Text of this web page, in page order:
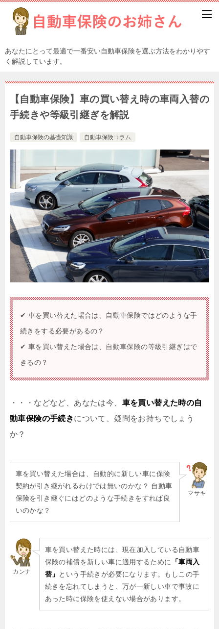
あなたにとって最適で一番安い自動車保険を選ぶ方法をわかりやす
く解説しています。
【自動車保険】車の買い替え時の車両入替の
手続きや等級引継ぎを解説
自動車保険の基礎知識 自動車保険コラム
✔ 車を買い替えた場合は、自動車保険ではどのような手
続きをする必要があるの？
✔ 車を買い替えた場合は、自動車保険の等級引継ぎはで
きるの？
・・・などなど、あなたは今、 車を買い替えた時の自
動車保険の手続きについて、疑問をお持ちでしょう
か？
マサキ
車を買い替えた場合は、
自動的に新しい車に保険
契約が引き継がれるわけでは無いのかな？ 自動車
保険を引き継ぐにはどのような手続きをすれば良
いのかな？
カンナ
車を買い替えた時には、現在加入している自動車
保険の補償を新しい車に適用するために
「車両入
替」 という手続きが必要になります。もしこの手
続きを忘れてしまうと、万が一新しい車で事故に
あった時に保険を使えない場合があります。